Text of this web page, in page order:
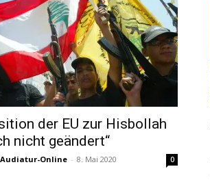
der EU zur Hisbollah
nicht geändert“
Online - 8. Mai 2020 0